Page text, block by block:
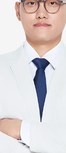
원 본점 수석원장